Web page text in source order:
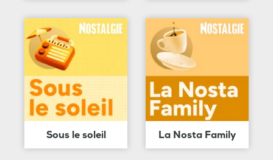
Sous le soleil La Nosta Family